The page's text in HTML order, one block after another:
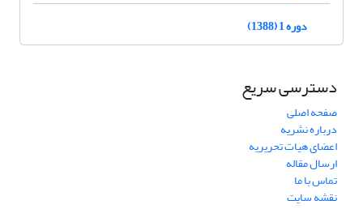
دوره 1 (1388)
دسترسی سریع
صفحه اصلی
درباره نشریه
اعضای هیات تحریریه
ارسال مقاله
تماس با ما
نقشه سایت